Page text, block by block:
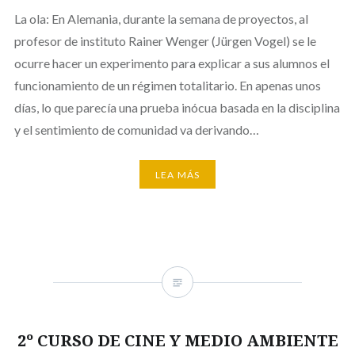
La ola: En Alemania, durante la semana de proyectos, al
profesor de instituto Rainer Wenger (Jürgen Vogel) se le
ocurre hacer un experimento para explicar a sus alumnos el
funcionamiento de un régimen totalitario. En apenas unos
días, lo que parecía una prueba inócua basada en la disciplina
y el sentimiento de comunidad va derivando…
LEA MÁS
2º CURSO DE CINE Y MEDIO AMBIENTE